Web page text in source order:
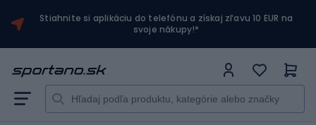
Stiahnite si aplikáciu do telefónu a získaj zľavu 10 EUR na
svoje nákupy!*